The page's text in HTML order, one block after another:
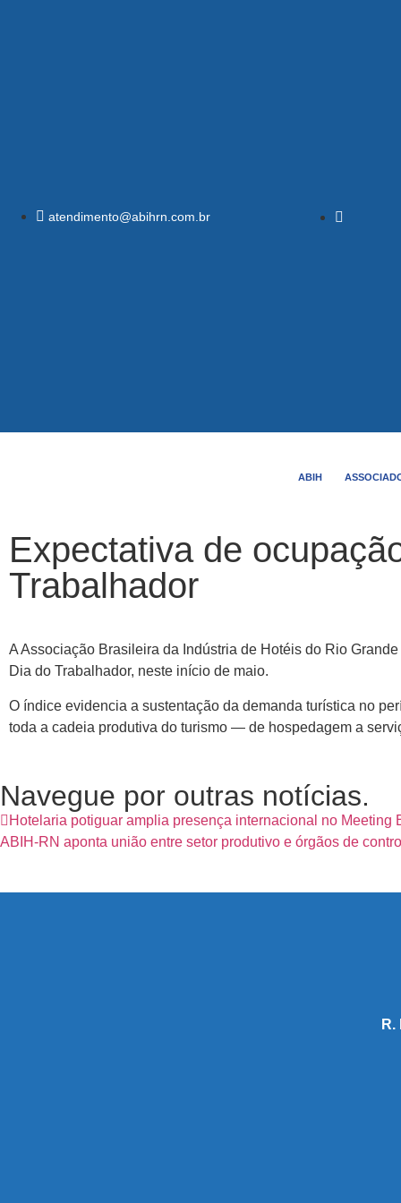
atendimento@abihrn.com.br
ABIH
Expectativa de
Trabalhador
A Associação Brasileira da Indústria de Hotéis do Rio
Dia do Trabalhador, neste início de maio.
O índice evidencia a sustentação da demanda turística no
toda a cadeia produtiva do turismo — de hospedagem a
Navegue por outras notícias.
Hotelaria potiguar amplia presença internacional no Meeting
ABIH-RN aponta união entre setor produtivo e órgãos de